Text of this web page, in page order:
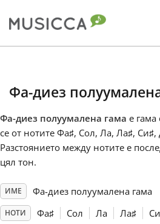
English
Фа-диез
Фа-диез полуумалена гама е гама
се от нотите Фа♯, Сол, Ла, Ла♯, Си♯,
Разстоянието между нотите е
цял тон.
ИМЕ Фа-диез полуумалена гама
НОТИ Фа♯ Сол Ла Ла♯ Си